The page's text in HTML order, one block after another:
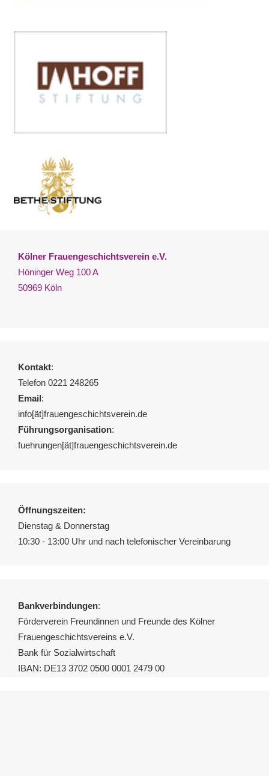
Kölner Frauengeschichtsverein e.V.
Höninger Weg 100 A
50969 Köln
Kontakt:
Telefon 0221 248265
Email:
info[ät]frauengeschichtsverein.de
Führungsorganisation:
fuehrungen[ät]frauengeschichtsverein.de
Öffnungszeiten:
Dienstag & Donnerstag
10:30 - 13:00 Uhr und nach telefonischer Vereinbarung
Bankverbindungen:
Förderverein Freundinnen und Freunde des Kölner
Frauengeschichtsvereins e.V.
Bank für Sozialwirtschaft
IBAN: DE13 3702 0500 0001 2479 00